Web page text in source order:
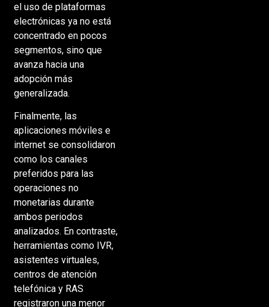
el uso de plataformas
electrónicas ya no está
concentrado en pocos
segmentos, sino que
avanza hacia una
adopción más
generalizada.
Finalmente, las
aplicaciones móviles e
internet se consolidaron
como los canales
preferidos para las
operaciones no
monetarias durante
ambos periodos
analizados. En contraste,
herramientas como IVR,
asistentes virtuales,
centros de atención
telefónica y RAS
registraron una menor